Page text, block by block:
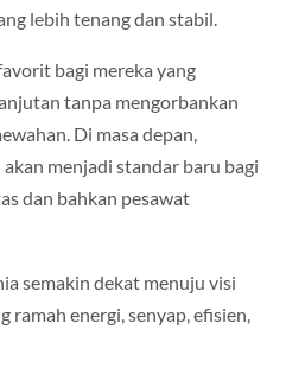
lebih tenang dan stabil.
bagi mereka yang
tanpa mengorbankan
Di masa depan,
menjadi standar baru bagi
dan bahkan pesawat
semakin dekat menuju visi
energi, senyap, efisien,